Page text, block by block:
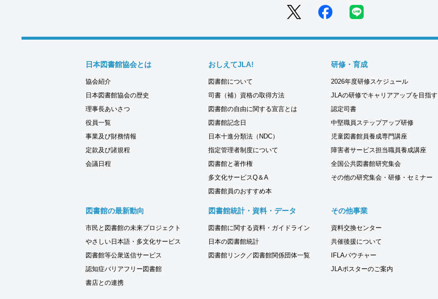
日本図書館協会とは
協会紹介
日本図書館協会の歴史
理事長あいさつ
役員一覧
事業及び財務情報
定款及び諸規程
会議日程
おしえてJLA!
図書館について
司書（補）資格の取得方法
図書館の自由に関する宣言とは
図書館記念日
日本十進分類法（NDC）
指定管理者制度について
図書館と著作権
多文化サービスQ＆A
図書館員のおすすめ本
研修・育成
2026年度研修スケジュール
JLAの研修でキャリアアップを目指
認定司書
中堅職員ステップアップ研修
児童図書館員養成専門講座
障害者サービス担当職員養成講座
全国公共図書館研究集会
その他の研究集会・研修・セミナー
図書館の最新動向
市民と図書館の未来プロジェクト
やさしい日本語・多文化サービス
図書館等公衆送信サービス
認知症バリアフリー図書館
書店との連携
図書館統計・資料・データ
図書館に関する資料・ガイドライン
日本の図書館統計
図書館リンク／図書館関係団体一覧
その他事業
資料交換センター
共催後援について
IFLAバウチャー
JLAポスターのご案内